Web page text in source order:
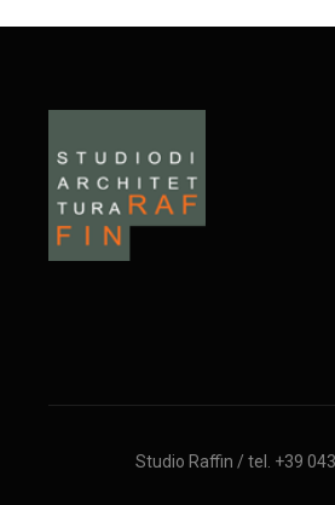
Studio Raffin / tel. +39